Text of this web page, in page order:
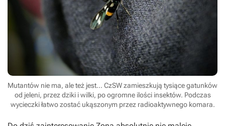
Mutantów nie ma, ale też jest... CzSW zamieszkują tysiące gatunków
od jeleni, przez dziki i wilki, po ogromne ilości insektów. Podczas
wycieczki łatwo zostać ukąszonym przez radioaktywnego komara.